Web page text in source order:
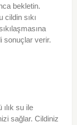
bekletin.
cildin sıkı
sonuçlar verir.
su ile
sağlar. Cildiniz